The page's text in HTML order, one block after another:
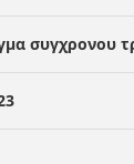
συγχρονου